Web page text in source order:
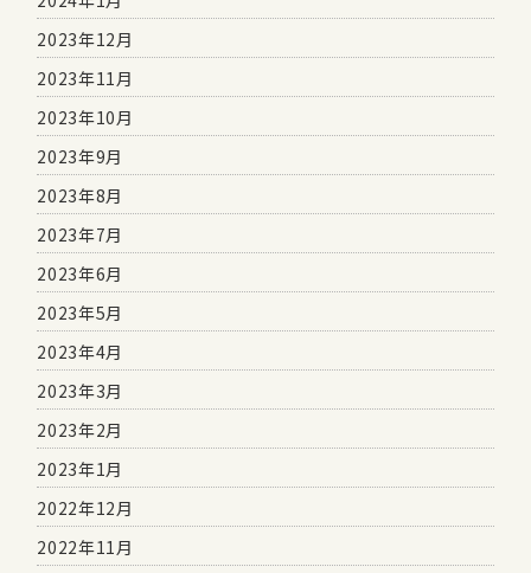
2023年12月
2023年11月
2023年10月
2023年9月
2023年8月
2023年7月
2023年6月
2023年5月
2023年4月
2023年3月
2023年2月
2023年1月
2022年12月
2022年11月